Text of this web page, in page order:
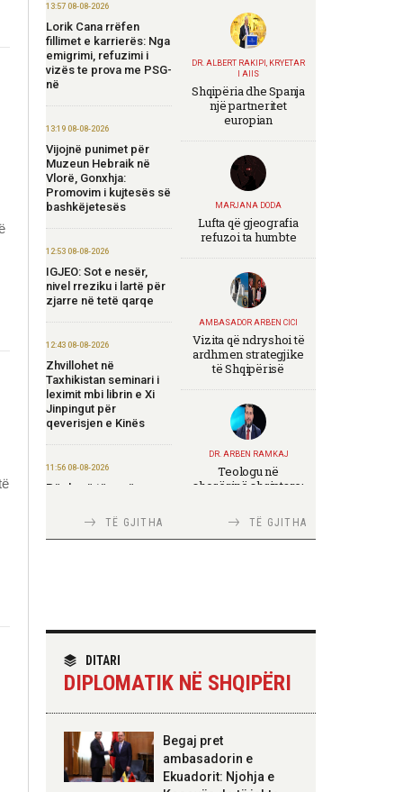
13:57 08-08-2026
Lorik Cana rrëfen
fillimet e karrierës: Nga
emigrimi, refuzimi i
vizës te prova me PSG-
në
13:19 08-08-2026
Vijojnë punimet për
Muzeun Hebraik në
Vlorë, Gonxhja:
Promovim i kujtesës së
bashkëjetesës
12:53 08-08-2026
IGJEO: Sot e nesër,
nivel rreziku i lartë për
zjarre në tetë qarqe
12:43 08-08-2026
Zhvillohet në
Taxhikistan seminari i
leximit mbi librin e Xi
Jinpingut për
qeverisjen e Kinës
11:56 08-08-2026
Për herë të parë,
me mjete taktike
“Made in Albania”
për siguri të
përbashkët
09:19 08-08-2026
Peizazhe magjike nga
lumi Vjosa
TË GJITHA
DR. ALBERT RAKIPI, KRYETAR
I AIIS
Shqipëria dhe Spanja
një partneritet
europian
MARJANA DODA
Lufta që gjeografia
refuzoi ta humbte
AMBASADOR ARBEN CICI
Vizita që ndryshoi të
ardhmen strategjike
të Shqipërisë
DR. ARBEN RAMKAJ
Teologu në
shoqërinë shqiptare:
fetar dhe angazhimit
publik
Italia Strategjike —
“Shqipëria në BE,
projekt më i madh se
amaneti i
TË GJITHA
DITARI
DIPLOMATIK NË SHQIPËRI
Begaj pret
ambasadorin e
Ekuadorit: Njohja e